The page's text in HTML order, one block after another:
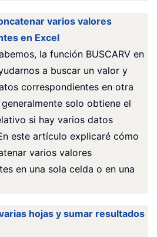
varios valores
en Excel
la función BUSCARV en
a buscar un valor y
correspondientes en otra
solo obtiene el
si hay varios datos
este artículo explicaré cómo
varios valores
en una sola celda o en una
hojas y sumar resultados